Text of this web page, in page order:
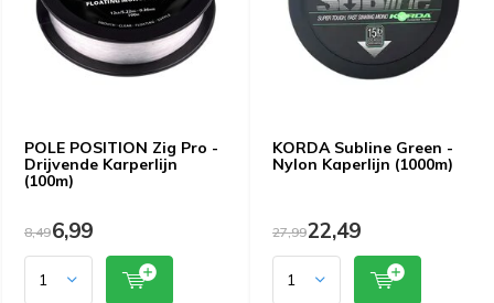
POLE POSITION Zig Pro -
Drijvende Karperlijn
(100m)
8,496,99
KORDA Subline Green -
Nylon Kaperlijn (1000m)
27,9922,49